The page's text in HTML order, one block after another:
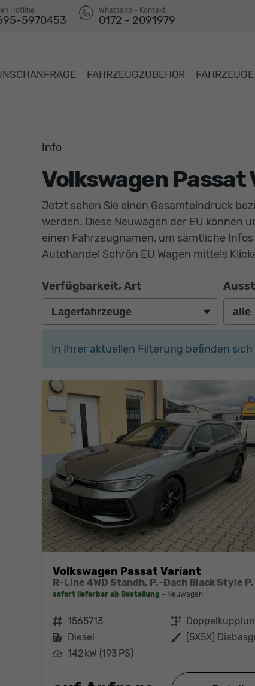
Hotline
5970453
Whatsapp - Kontakt
0172 - 2091979
FAHRZEUGZUBEHÖR FAHRZEUGE
Info
Volkswagen Passat
Jetzt sehen Sie einen Gesamteindruck
werden. Diese Neuwagen der EU können
einen Fahrzeugnamen, um sämtliche
Autohandel Schrön EU Wagen mittels
Verfügbarkeit, Art
In Ihrer aktuellen Filterung befinden sich
Volkswagen Passat Variant
sofort lieferbar ab Bestellung Neuwagen
Fahrzeugnr. 1565713 Getriebe
Kraftstoff
Diesel Außenfarbe
Leistung 142 kW (193 PS)